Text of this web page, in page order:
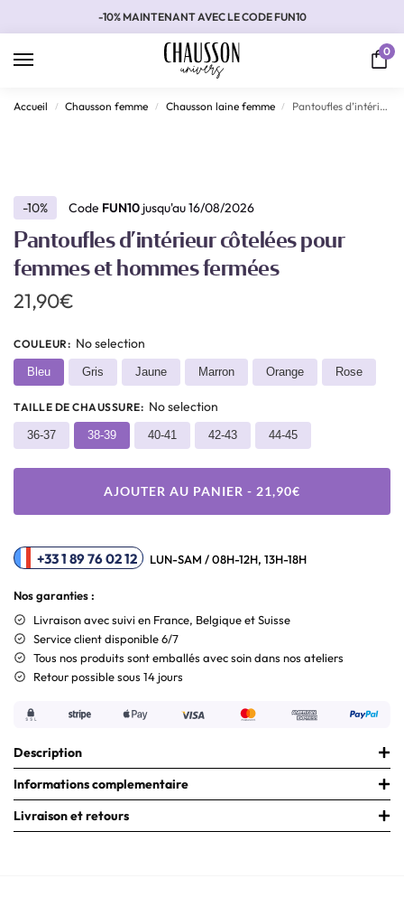
-10% MAINTENANT AVEC LE CODE FUN10
0
Accueil / Chausson femme / Chausson laine femme / Pantoufles d’intérieur côtelées pour femmes et hommes fermées
-10% Code FUN10 jusqu'au 16/08/2026
Pantoufles d’intérieur côtelées pour
femmes et hommes fermées
21,90€
COULEUR: No selection
Bleu Gris Jaune Marron Orange Rose
TAILLE DE CHAUSSURE: No selection
36-37 38-39 40-41 42-43 44-45
AJOUTER AU PANIER - 21,90€
+33 1 89 76 02 12 LUN-SAM / 08H-12H, 13H-18H
Nos garanties :
Livraisonavec suivi en France, Belgique et Suisse
Service client disponible 6/7
Tous nos produits sont emballés avec soin dans nos ateliers
Retour possible sous 14 jours
Description
Informations complementaire
Livraison et retours